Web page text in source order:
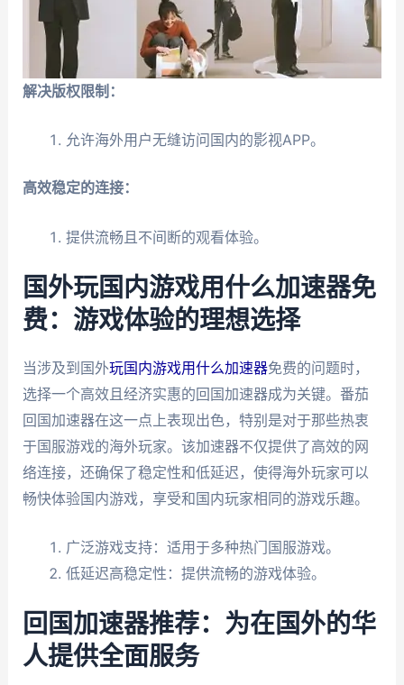
解决版权限制：
允许海外用户无缝访问国内的影视APP。
高效稳定的连接：
提供流畅且不间断的观看体验。
国外玩国内游戏用什么加速器免
费：游戏体验的理想选择
当涉及到国外玩国内游戏用什么加速器免费的问题时，
选择一个高效且经济实惠的回国加速器成为关键。番茄
回国加速器在这一点上表现出色，特别是对于那些热衷
于国服游戏的海外玩家。该加速器不仅提供了高效的网
络连接，还确保了稳定性和低延迟，使得海外玩家可以
畅快体验国内游戏，享受和国内玩家相同的游戏乐趣。
广泛游戏支持：适用于多种热门国服游戏。
低延迟高稳定性：提供流畅的游戏体验。
回国加速器推荐：为在国外的华
人提供全面服务